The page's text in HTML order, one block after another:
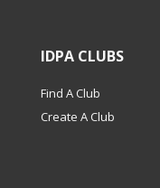
IDPA CLUBS
Find A Club
Create A Club